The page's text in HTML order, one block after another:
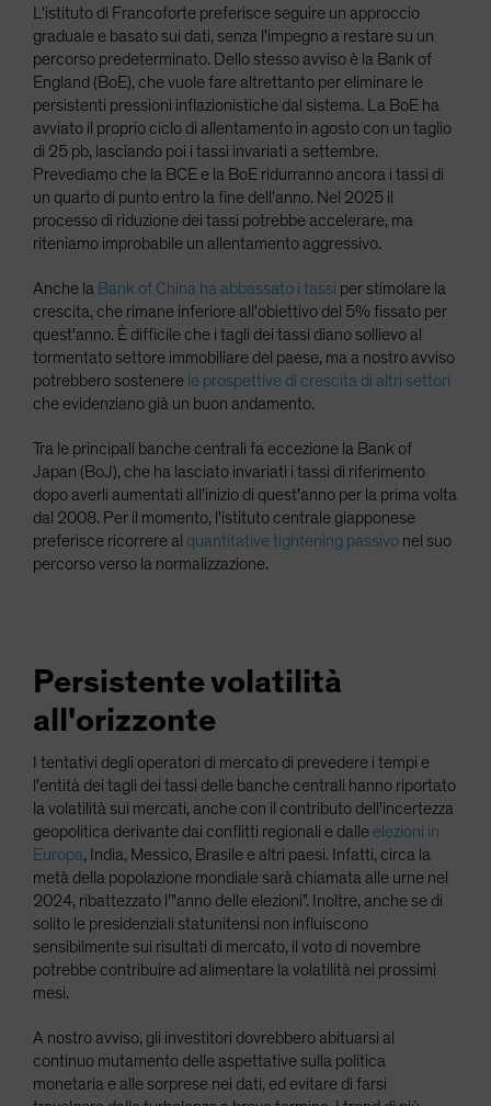
L'istituto di Francoforte preferisce seguire un approccio
graduale e basato sui dati, senza l'impegno a restare su un
percorso predeterminato. Dello stesso avviso è la Bank of
England (BoE), che vuole fare altrettanto per eliminare le
persistenti pressioni inflazionistiche dal sistema. La BoE ha
avviato il proprio ciclo di allentamento in agosto con un taglio
di 25 pb, lasciando poi i tassi invariati a settembre.
Prevediamo che la BCE e la BoE ridurranno ancora i tassi di
un quarto di punto entro la fine dell'anno. Nel 2025 il
processo di riduzione dei tassi potrebbe accelerare, ma
riteniamo improbabile un allentamento aggressivo.
Anche la Bank of China ha abbassato i tassi per stimolare la
crescita, che rimane inferiore all'obiettivo del 5% fissato per
quest'anno. È difficile che i tagli dei tassi diano sollievo al
tormentato settore immobiliare del paese, ma a nostro avviso
potrebbero sostenere le prospettive di crescita di altri settori
che evidenziano già un buon andamento.
Tra le principali banche centrali fa eccezione la Bank of
Japan (BoJ), che ha lasciato invariati i tassi di riferimento
dopo averli aumentati all'inizio di quest'anno per la prima volta
dal 2008. Per il momento, l'istituto centrale giapponese
preferisce ricorrere al quantitative tightening passivo nel suo
percorso verso la normalizzazione.
Persistente volatilità
all'orizzonte
I tentativi degli operatori di mercato di prevedere i tempi e
l'entità dei tagli dei tassi delle banche centrali hanno riportato
la volatilità sui mercati, anche con il contributo dell'incertezza
geopolitica derivante dai conflitti regionali e dalle elezioni in
Europa, India, Messico, Brasile e altri paesi. Infatti, circa la
metà della popolazione mondiale sarà chiamata alle urne nel
2024, ribattezzato l'"anno delle elezioni". Inoltre, anche se di
solito le presidenziali statunitensi non influiscono
sensibilmente sui risultati di mercato, il voto di novembre
potrebbe contribuire ad alimentare la volatilità nei prossimi
mesi.
A nostro avviso, gli investitori dovrebbero abituarsi al
continuo mutamento delle aspettative sulla politica
monetaria e alle sorprese nei dati, ed evitare di farsi